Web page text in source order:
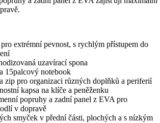
extrémní pevnost, s rychlým přístupem do
uzavírací spona
15palcový notebook
zip pro organizaci různých doplňků a periferií
kapsa na klíče a peněženku
popruhy a zadní panel z EVA pro
v dopravě
smyček v přední části, plochých a s nízkým